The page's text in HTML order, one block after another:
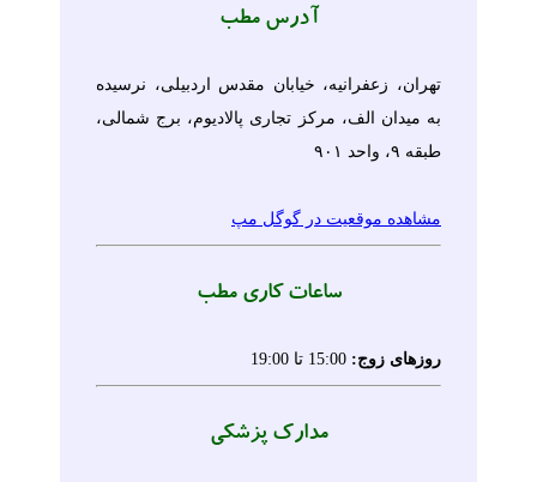
آدرس مطب
تهران، زعفرانیه، خیابان مقدس اردبیلی، نرسیده
به میدان الف، مرکز تجاری پالادیوم، برج شمالی،
طبقه ۹، واحد ۹۰۱
مشاهده موقعیت در گوگل مپ
ساعات کاری مطب
روزهای زوج: 15:00 تا 19:00
مدارک پزشکی